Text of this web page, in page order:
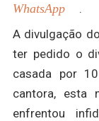
WhatsApp
.
A divulgação
ter pedido o
casada por
cantora, esta
enfrentou